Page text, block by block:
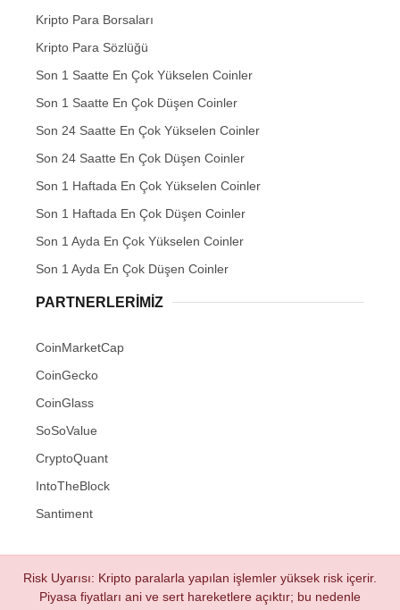
Kripto Para Borsaları
Kripto Para Sözlüğü
Son 1 Saatte En Çok Yükselen Coinler
Son 1 Saatte En Çok Düşen Coinler
Son 24 Saatte En Çok Yükselen Coinler
Son 24 Saatte En Çok Düşen Coinler
Son 1 Haftada En Çok Yükselen Coinler
Son 1 Haftada En Çok Düşen Coinler
Son 1 Ayda En Çok Yükselen Coinler
Son 1 Ayda En Çok Düşen Coinler
PARTNERLERIMIZ
CoinMarketCap
CoinGecko
CoinGlass
SoSoValue
CryptoQuant
IntoTheBlock
Santiment
Risk Uyarısı: Kripto paralarla yapılan işlemler yüksek risk içerir.
Piyasa fiyatları ani ve sert hareketlere açıktır; bu nedenle